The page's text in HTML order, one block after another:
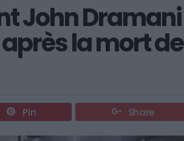
John Dramani
la mort de
Pin Share